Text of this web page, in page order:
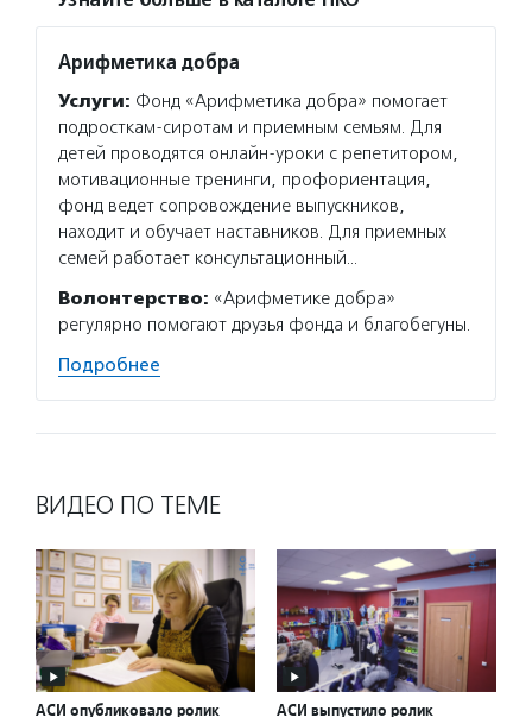
Арифметика добра
Услуги: Фонд «Арифметика добра» помогает
подросткам-сиротам и приемным семьям. Для
детей проводятся онлайн-уроки с репетитором,
мотивационные тренинги, профориентация,
фонд ведет сопровождение выпускников,
находит и обучает наставников. Для приемных
семей работает консультационный…
Волонтерство: «Арифметике добра»
регулярно помогают друзья фонда и благобегуны.
Подробнее
ВИДЕО ПО ТЕМЕ
АСИ опубликовало ролик
АСИ выпустило ролик